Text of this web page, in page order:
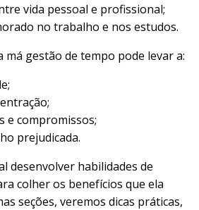
vida pessoal e profissional;
no trabalho e nos estudos.
gestão de tempo pode levar a:
e compromissos;
prejudicada.
desenvolver habilidades de
colher os benefícios que ela
seções, veremos dicas práticas,